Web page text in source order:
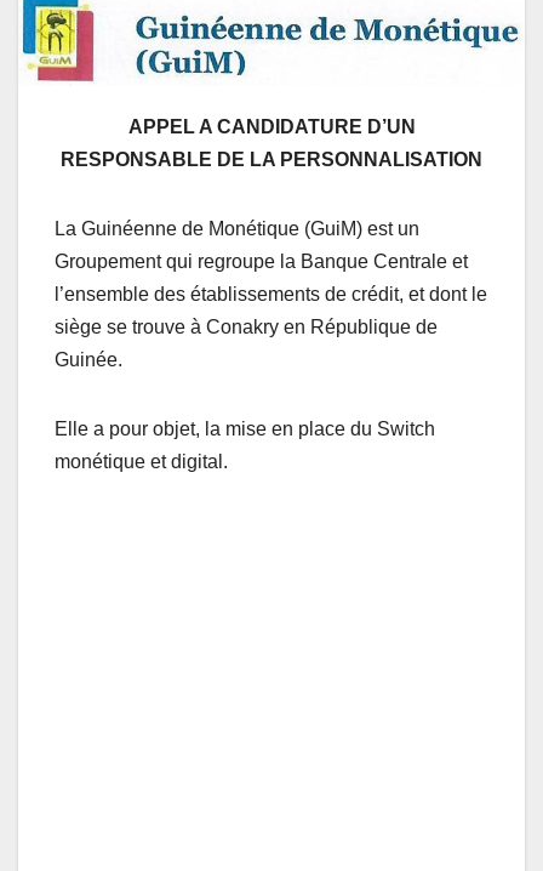
APPEL A CANDIDATURE D’UN
RESPONSABLE DE LA PERSONNALISATION
La Guinéenne de Monétique (GuiM) est un
Groupement qui regroupe la Banque Centrale et
l’ensemble des établissements de crédit, et dont le
siège se trouve à Conakry en République de
Guinée.
Elle a pour objet, la mise en place du Switch
monétique et digital.